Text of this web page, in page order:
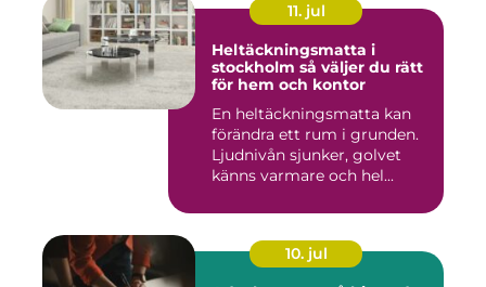
11. jul
Heltäckningsmatta i
stockholm så väljer du rätt
för hem och kontor
En heltäckningsmatta kan
förändra ett rum i grunden.
Ljudnivån sjunker, golvet
känns varmare och hel...
10. jul